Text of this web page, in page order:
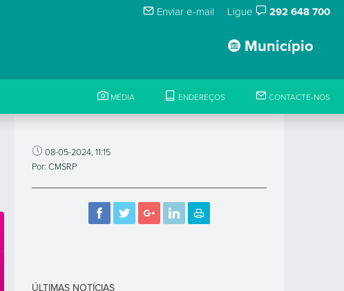
Enviar e-mail Ligue 292 648 700
Município
MÉDIA ENDEREÇOS CONTACTE-NOS
08-05-2024, 11:15
Por: CMSRP
ÚLTIMAS NOTÍCIAS